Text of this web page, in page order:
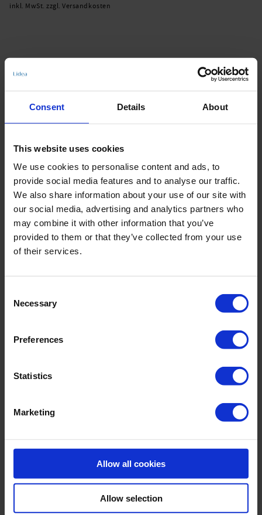
Consent Details About
This website uses cookies
We use cookies to personalise content and ads, to
provide social media features and to analyse our traffic.
We also share information about your use of our site with
our social media, advertising and analytics partners who
may combine it with other information that you’ve
provided to them or that they’ve collected from your use
of their services.
Selection
Necessary
Preferences
Statistics
Marketing
Allow all cookies
Allow selection
inkl. MwSt. zzgl. Versandkosten
Beschreibung:
Charmline ist "Pioneer in Shapewear" und lässt ihre Figur bis zu einer
funktionale Schnitte, damit sie sich am Strand und im Schwimmbad
Raffungen in modischem Lilac oder klassischem Schwarz. Dieses
Bestseller-Modell von Charmline überzeugt durch seine puristische,
und dennoch raffinierte Aufmachung und das leicht Figur formende
Shaping-Material. Die elegante Wickel-Optik lenkt den Blick auf das
attraktive V-Dekolleté.
Art.-Nr.: 1793_656_006
Upper: 80% Polyamid,20% Elasthan
Lining: 100% Polyamid
WEITERE ARTIKEL